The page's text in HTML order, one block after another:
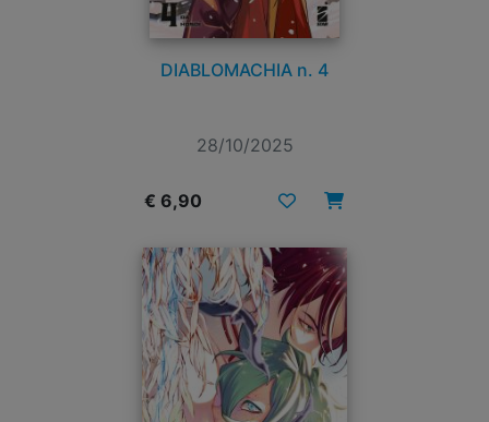
DIABLOMACHIA n. 4
28/10/2025
€ 6,90